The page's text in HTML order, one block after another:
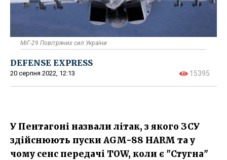
МіГ-29 Повітряних сил України
DEFENSE EXPRESS
20 серпня 2022, 12:13 15395
У Пентагоні назвали літак, з якого ЗСУ
здійснюють пуски AGM-88 HARM та у
чому сенс передачі TOW, коли є "Стугна"